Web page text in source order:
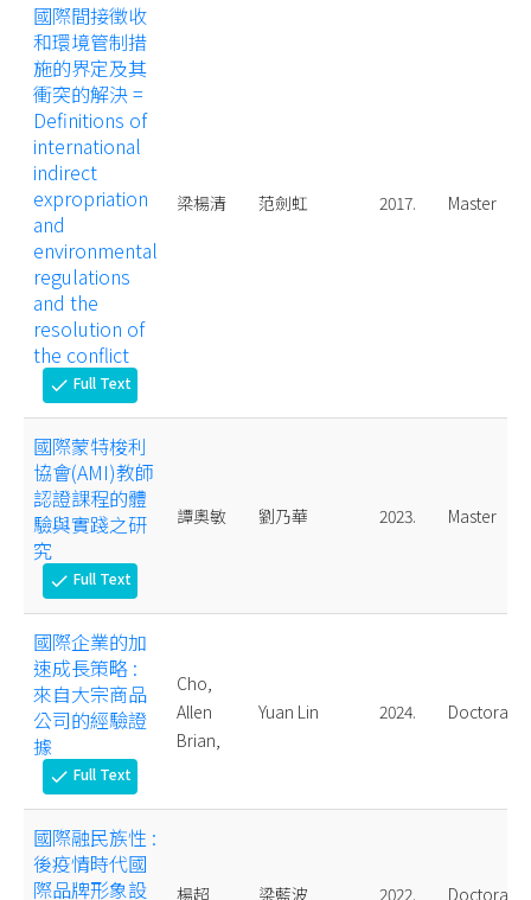
國際間接徵收
和環境管制措
施的界定及其
衝突的解決 =
Definitions of
international
indirect
expropriation
and
environmental
regulations
and the
resolution of
the conflict
check Full Text
梁楊清 范劍虹 2017. Master
國際蒙特梭利
協會(AMI)教師
認證課程的體
驗與實踐之研
究
check Full Text
譚奧敏 劉乃華 2023. Master
國際企業的加
速成長策略 :
來自大宗商品
公司的經驗證
據
check Full Text
Cho,
Allen
Brian,
Yuan Lin 2024. Doctoral
國際融民族性 :
後疫情時代國
際品牌形象設
楊超 梁藍波 2022. Doctoral